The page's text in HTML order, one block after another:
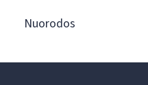
Nuorodos